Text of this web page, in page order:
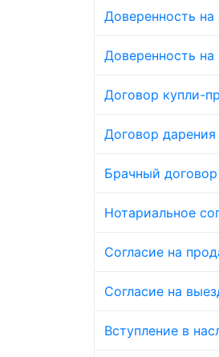
Доверенность на
Доверенность на
Договор купли-
Договор дарения
Брачный договор
Нотариальное
Согласие на
Согласие на
Вступление в